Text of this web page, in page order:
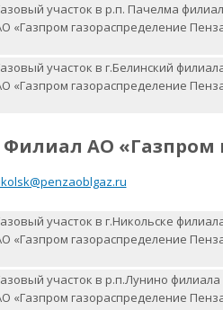
участок в р.п. Пачелма
«Газпром газораспределение
участок в г.Белинский
«Газпром газораспределение
Филиал АО «Газпром
участок в г.Никольске
«Газпром газораспределение
участок в р.п.Лунино филиала
«Газпром газораспределение